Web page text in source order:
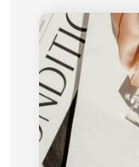
A evolução